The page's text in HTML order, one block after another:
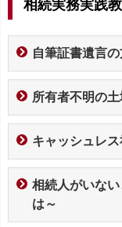
相続実務実践
自筆証書遺言
所有者不明の
キャッシュレ
相続人がいな
は～